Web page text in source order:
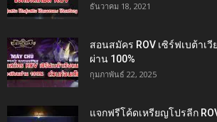
ธันวาคม 18, 2021
สอนสมัคร ROV เซิร์ฟเบต้าเ
ผ่าน 100%
กุมภาพันธ์ 22, 2025
แจกฟรีโค้ดเหรียญโปรลีก